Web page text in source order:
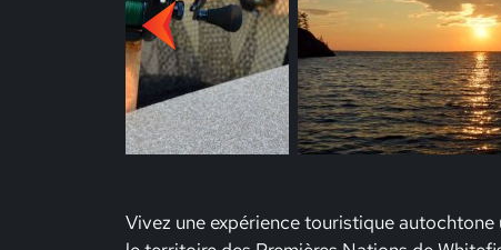
Vivez une expérience touristique